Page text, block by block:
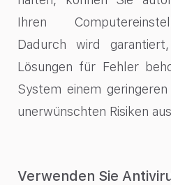
Ihren
Dadurch wird
Lösungen für Fehler
System einem
unerwünschten Risiken
Verwenden Sie